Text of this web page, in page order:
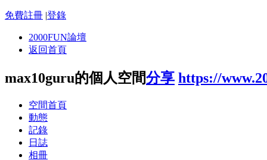
免費註冊 |登錄
2000FUN論壇
返回首頁
max10guru的個人空間分享 https://
空間首頁
動態
記錄
日誌
相冊